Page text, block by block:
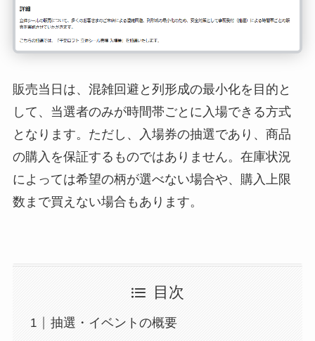
販売当日は、混雑回避と列形成の最小化を目的と
して、当選者のみが時間帯ごとに入場できる方式
となります。ただし、入場券の抽選であり、商品
の購入を保証するものではありません。在庫状況
によっては希望の柄が選べない場合や、購入上限
数まで買えない場合もあります。
目次
抽選・イベントの概要